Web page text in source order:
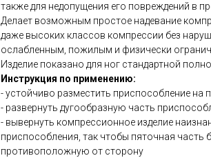
также для недопущения его повреждений в
Делает возможным простое надевание
даже высоких классов компрессии без
ослабленным, пожилым и физически
Изделие показано для ног стандартной
Инструкция по применению:
- устойчиво разместить приспособление на
- развернуть дугообразную часть
- вывернуть компрессионное изделие
приспособления, так чтобы пяточная
противоположную от сторону